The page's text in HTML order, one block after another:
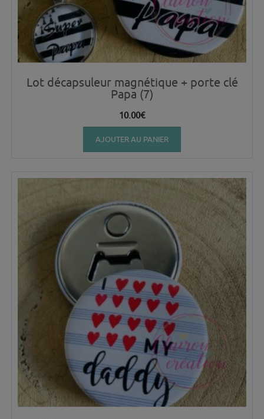
Lot décapsuleur magnétique + porte clé
Papa (7)
10.00€
AJOUTER AU PANIER